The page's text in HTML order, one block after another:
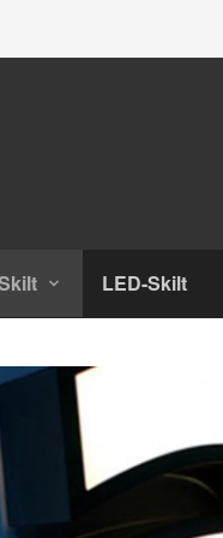
LED-Skilt